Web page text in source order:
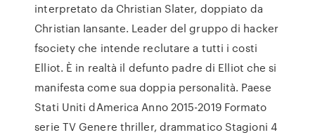
interpretato da Christian Slater, doppiato da
Christian Iansante. Leader del gruppo di hacker
fsociety che intende reclutare a tutti i costi
Elliot. È in realtà il defunto padre di Elliot che si
manifesta come sua doppia personalità. Paese
Stati Uniti dAmerica Anno 2015-2019 Formato
serie TV Genere thriller, drammatico Stagioni 4